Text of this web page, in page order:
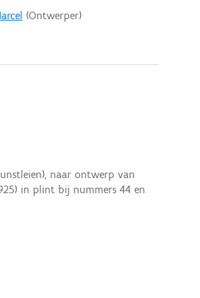
(Ontwerper)
naar ontwerp van
in plint bij nummers 44 en